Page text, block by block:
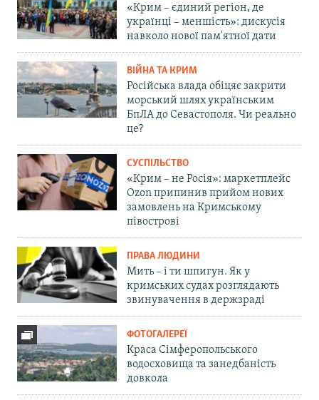
«Крим – єдиний регіон, де
українці – меншість»: дискусія
навколо нової пам'ятної дати
ВІЙНА ТА КРИМ
Російська влада обіцяє закрити
морський шлях українським
БпЛА до Севастополя. Чи реально
це?
СУСПІЛЬСТВО
«Крим – не Росія»: маркетплейс
Ozon припинив прийом нових
замовлень на Кримському
півострові
ПРАВА ЛЮДИНИ
Мить – і ти шпигун. Як у
кримських судах розглядають
звинувачення в держзраді
ФОТОГАЛЕРЕЇ
Краса Сімферопольського
водосховища та занедбаність
довкола